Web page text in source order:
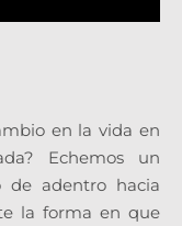
en la vida en
Echemos un
de adentro hacia
la forma en que